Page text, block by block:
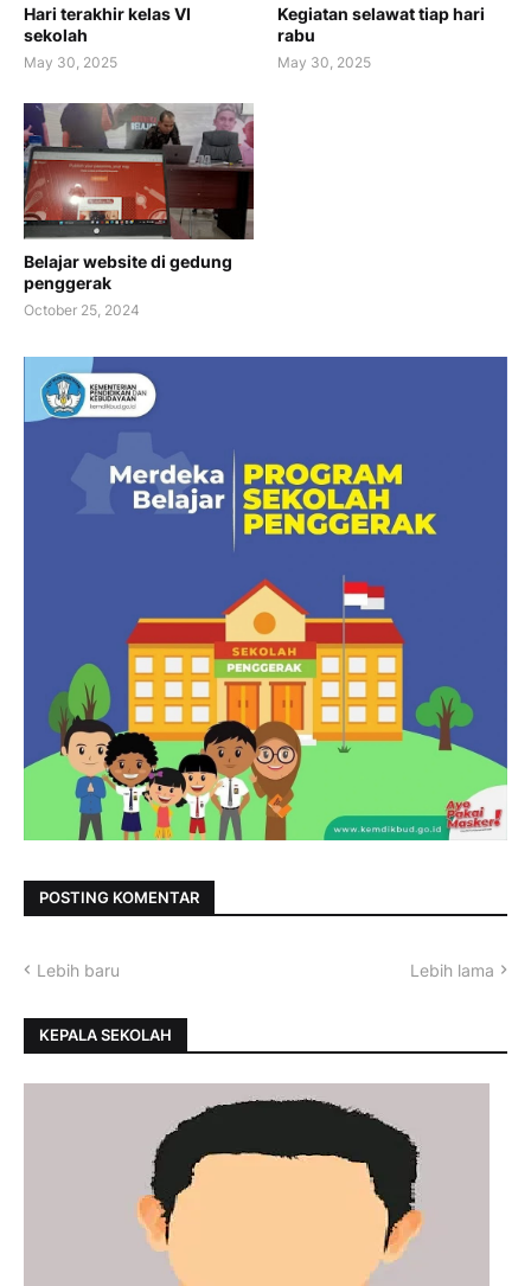
Hari terakhir kelas VI
sekolah
May 30, 2025
Kegiatan selawat tiap hari
rabu
May 30, 2025
Belajar website di gedung
penggerak
October 25, 2024
POSTING KOMENTAR
Lebih baru Lebih lama
KEPALA SEKOLAH